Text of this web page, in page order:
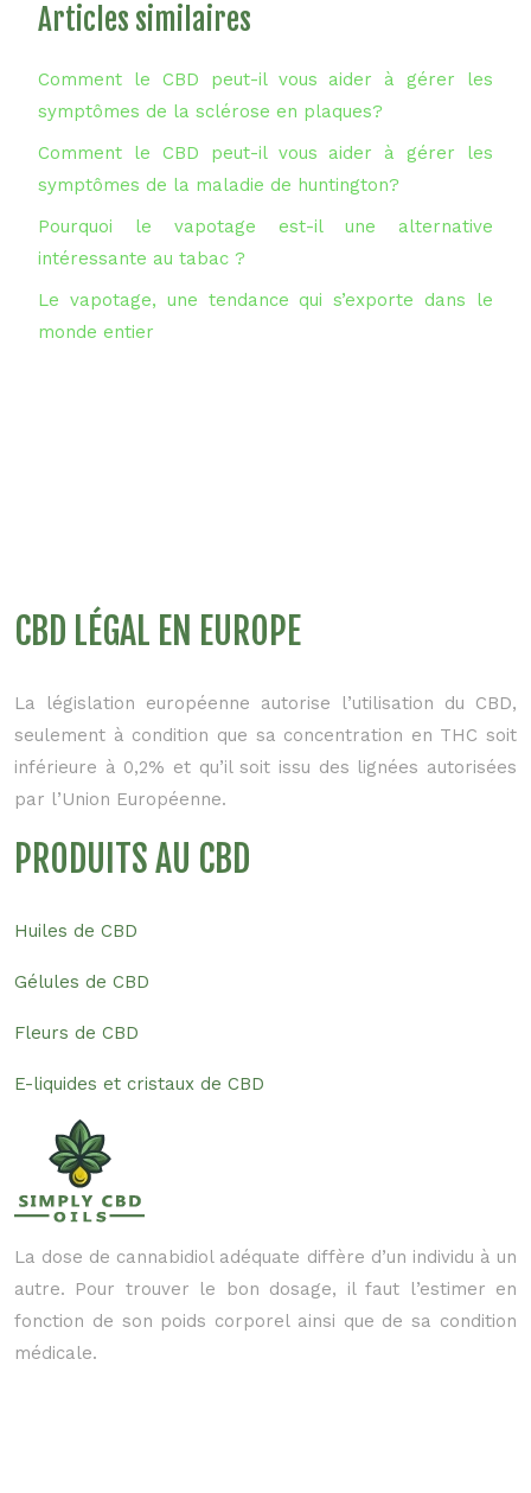
Articles similaires
Comment le CBD peut-il vous aider à gérer les
symptômes de la sclérose en plaques?
Comment le CBD peut-il vous aider à gérer les
symptômes de la maladie de huntington?
Pourquoi le vapotage est-il une alternative
intéressante au tabac ?
Le vapotage, une tendance qui s’exporte dans le
monde entier
CBD LÉGAL EN EUROPE
La législation européenne autorise l’utilisation du CBD,
seulement à condition que sa concentration en THC soit
inférieure à 0,2% et qu’il soit issu des lignées autorisées
par l’Union Européenne.
PRODUITS AU CBD
Huiles de CBD
Gélules de CBD
Fleurs de CBD
E-liquides et cristaux de CBD
La dose de cannabidiol adéquate diffère d’un individu à un
autre. Pour trouver le bon dosage, il faut l’estimer en
fonction de son poids corporel ainsi que de sa condition
médicale.